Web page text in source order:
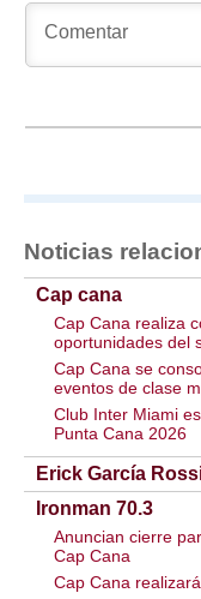
Noticias
Cap cana
Cap Cana realiza
oportunidades del
Cap Cana se
eventos de clase
Club Inter Miami
Punta Cana 2026
Erick García
Ironman 70.3
Anuncian cierre
Cap Cana
Cap Cana